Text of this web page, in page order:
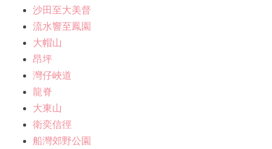
沙田至大美督
流水響至鳳園
大帽山
昂坪
灣仔峽道
龍脊
大東山
衛奕信徑
船灣郊野公園